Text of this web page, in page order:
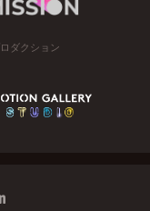
ダクション